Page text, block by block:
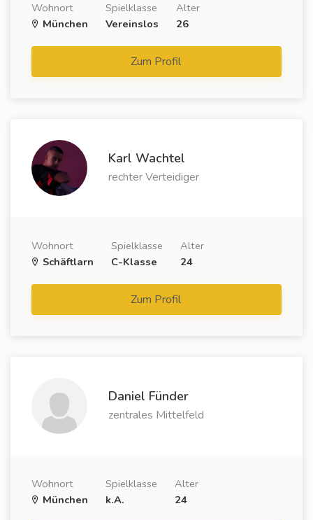
Wohnort
München
Spielklasse
Vereinslos
Alter
26
Zum Profil
Karl Wachtel
rechter Verteidiger
Wohnort
Schäftlarn
Spielklasse
C-Klasse
Alter
24
Zum Profil
Daniel Fünder
zentrales Mittelfeld
Wohnort
München
Spielklasse
k.A.
Alter
24